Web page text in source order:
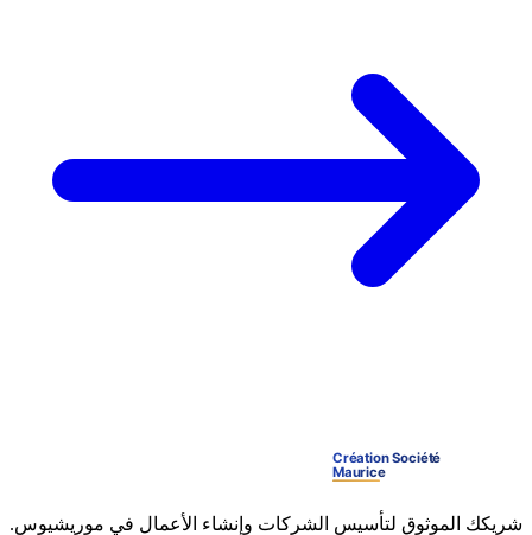
شريكك الموثوق لتأسيس الشركات وإنشاء الأعمال في موريشيوس.